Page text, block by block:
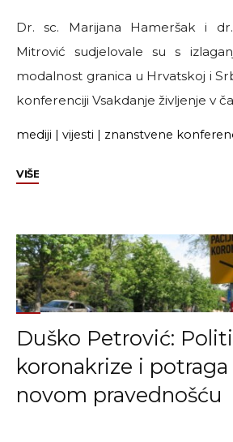
Dr. sc. Marijana Hameršak i
Mitrović sudjelovale su s
modalnost granica u Hrvatskoj i
konferenciji Vsakdanje življenje v
mediji | vijesti | znanstvene
VIŠE"Vsakdanje
času
epidemije:
nove
izkušnje,
etnografija
in
refleksija"
Duško Petrović:
koronakrize i potraga
novom pravednošću